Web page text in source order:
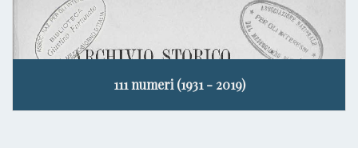
111 numeri (1931 - 2019)